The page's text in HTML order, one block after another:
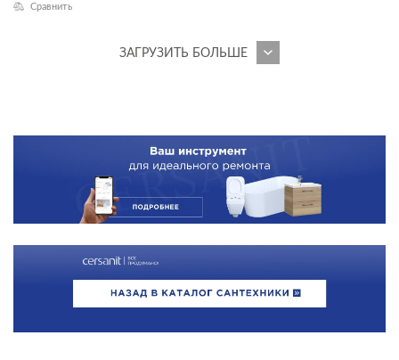
Сравнить
ЗАГРУЗИТЬ БОЛЬШЕ